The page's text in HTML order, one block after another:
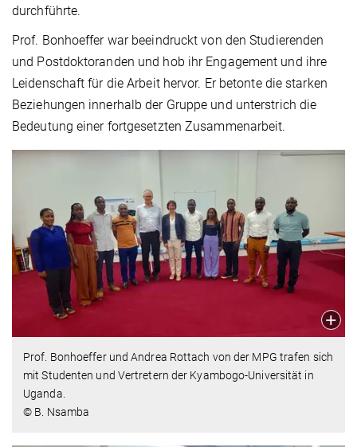
durchführte.
Prof. Bonhoeffer war beeindruckt von den Studierenden
und Postdoktoranden und hob ihr Engagement und ihre
Leidenschaft für die Arbeit hervor. Er betonte die starken
Beziehungen innerhalb der Gruppe und unterstrich die
Bedeutung einer fortgesetzten Zusammenarbeit.
Prof. Bonhoeffer und Andrea Rottach von der MPG trafen sich
mit Studenten und Vertretern der Kyambogo-Universität in
Uganda.
© B. Nsamba